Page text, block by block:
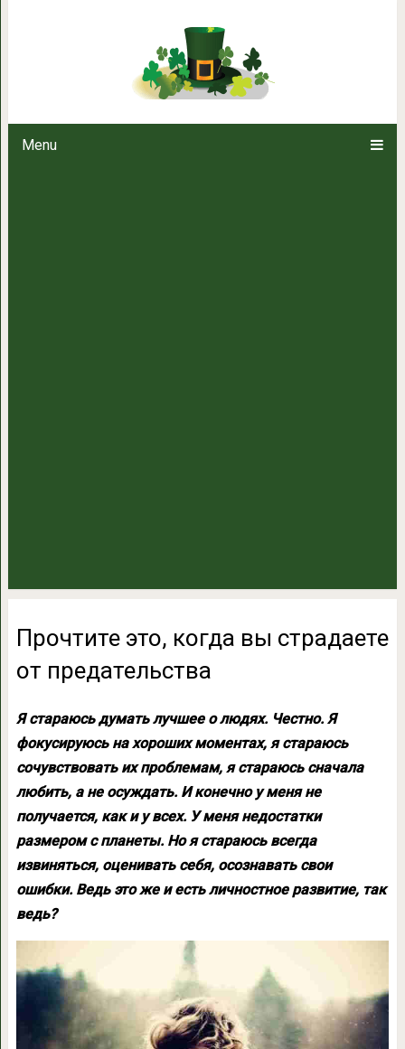
Menu
Прочтите это, когда вы
Прочтите это, когда вы страдаете
от предательства
Я стараюсь думать лучшее о людях. Честно. Я
фокусируюсь на хороших моментах, я стараюсь
сочувствовать их проблемам, я стараюсь сначала
любить, а не осуждать. И конечно у меня не
получается, как и у всех. У меня недостатки
размером с планеты. Но я стараюсь всегда
извиняться, оценивать себя, осознавать свои
ошибки. Ведь это же и есть личностное развитие, так
ведь?